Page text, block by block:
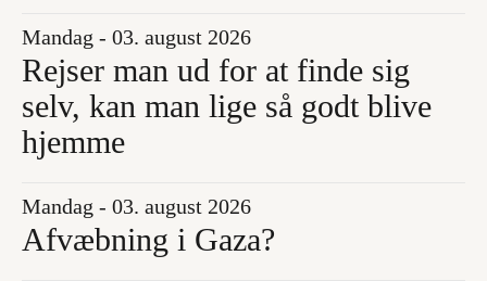
Mandag - 03. august 2026
Rejser man ud for at finde sig
selv, kan man lige så godt blive
hjemme
Mandag - 03. august 2026
Afvæbning i Gaza?